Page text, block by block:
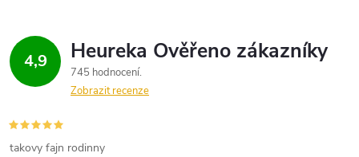
4,9
745 hodnocení
Zobrazit recenze
takovy fajn rodinny